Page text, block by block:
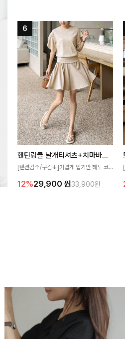
즐기기 좋아요
헨틴링클 날개티셔츠+치마바지SET
[텐션감↑/구김↓]가볍게 입기만 해도 코
게 퍼지는 프릴 날개 소매가 우아한 포인트
12%29,900 원33,900원